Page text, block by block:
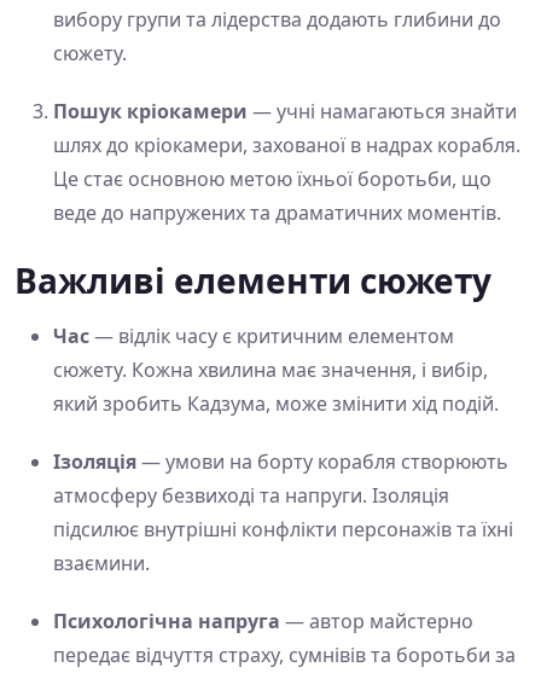
вибору групи та лідерства додають глибини до
сюжету.
Пошук кріокамери — учні намагаються знайти
шлях до кріокамери, захованої в надрах корабля.
Це стає основною метою їхньої боротьби, що
веде до напружених та драматичних моментів.
Важливі елементи сюжету
Час— відлік часу є критичним елементом
сюжету. Кожна хвилина має значення, і вибір,
який зробить Кадзума, може змінити хід подій.
Ізоляція— умови на борту корабля створюють
атмосферу безвиході та напруги. Ізоляція
підсилює внутрішні конфлікти персонажів та їхні
взаємини.
Психологічна напруга — автор майстерно
передає відчуття страху, сумнівів та боротьби за